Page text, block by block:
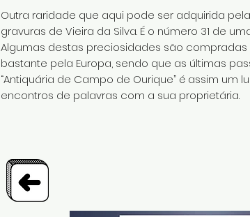
Outra raridade que aqui pode ser adquirida
gravuras de Vieira da Silva. É o número 31 de
Algumas destas preciosidades são compradas
bastante pela Europa, sendo que as últimas
“Antiquária de Campo de Ourique” é assim
encontros de palavras com a sua proprietária.